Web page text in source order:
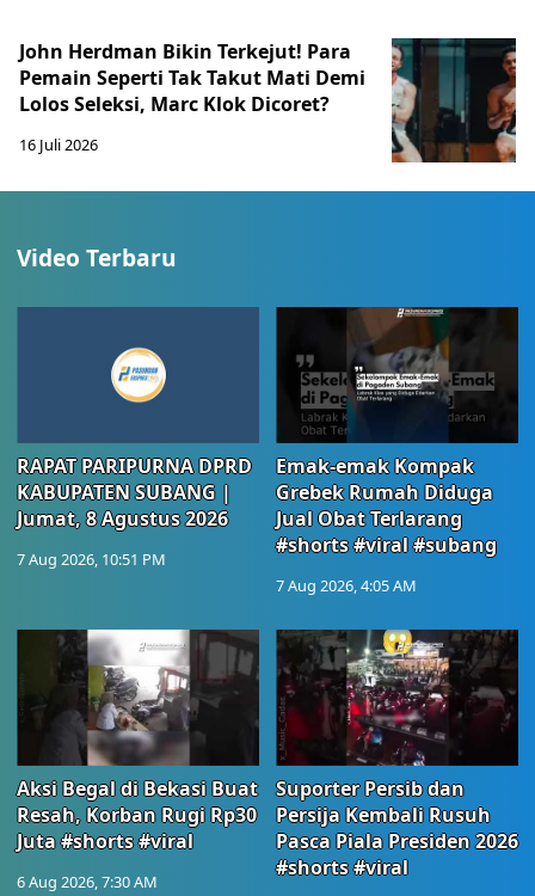
John Herdman Bikin Terkejut! Para
Pemain Seperti Tak Takut Mati Demi
Lolos Seleksi, Marc Klok Dicoret?
16 Juli 2026
Video Terbaru
RAPAT PARIPURNA DPRD
KABUPATEN SUBANG |
Jumat, 8 Agustus 2026
7 Aug 2026, 10:51 PM
Emak-emak Kompak
Grebek Rumah Diduga
Jual Obat Terlarang
#shorts #viral #subang
7 Aug 2026, 4:05 AM
Aksi Begal di Bekasi Buat
Resah, Korban Rugi Rp30
Juta #shorts #viral
6 Aug 2026, 7:30 AM
Suporter Persib dan
Persija Kembali Rusuh
Pasca Piala Presiden 2026
#shorts #viral